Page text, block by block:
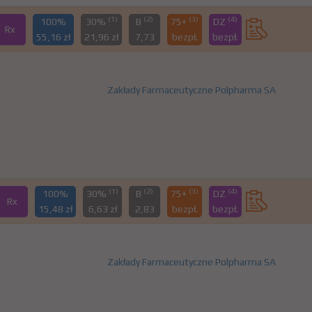
Rx
100%
55,16 zł
30% (1)
21,96 zł
B (2)
7,73
75+ (3)
bezpł.
DZ (4)
bezpł.
Zakłady Farmaceutyczne Polpharma SA
Rx
100%
15,48 zł
30% (1)
6,63 zł
B (2)
2,83
75+ (3)
bezpł.
DZ (4)
bezpł.
Zakłady Farmaceutyczne Polpharma SA